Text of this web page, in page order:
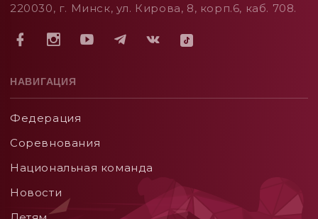
220030, г. Минск, ул. Кирова, 8, корп.6, каб. 708.
НАВИГАЦИЯ
Федерация
Соревнования
Национальная команда
Новости